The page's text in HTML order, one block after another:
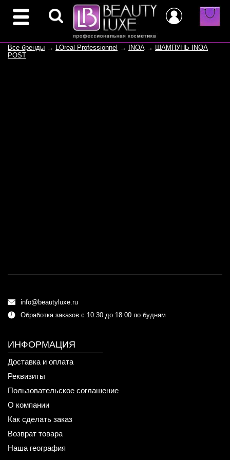
Все бренды → LOreal Professionnel → INOA→ ШАМПУНЬ INOA
POST
info@beautyluxe.ru
Обработка заказов с 10:30 до 18:00 по будням
ИНФОРМАЦИЯ
Доставка и оплата
Реквизиты
Пользовательское соглашение
О компании
Как сделать заказ
Возврат товара
Наша география